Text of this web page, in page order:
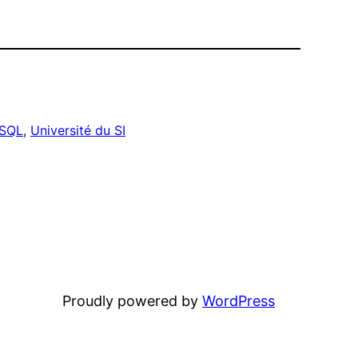
, Université du SI
Proudly powered by WordPress